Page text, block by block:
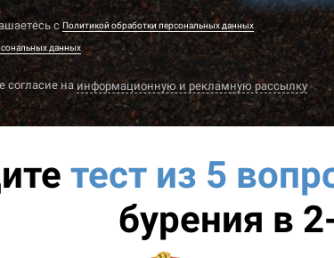
сПолитикой обработки персональных данных
данных
согласие наинформационную и рекламную рассылку
тест из 5
бурения в